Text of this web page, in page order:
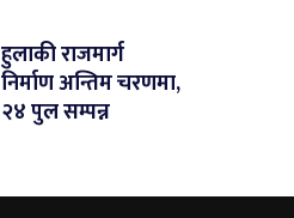
हुलाकी राजमार्ग
निर्माण अन्तिम चरणमा,
२४ पुल सम्पन्न